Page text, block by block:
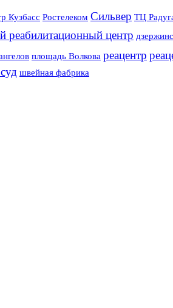
Кузбасс Ростелеком Сильвер ТЦ
реабилитационный центр
площадь Волкова реацентр
швейная фабрика